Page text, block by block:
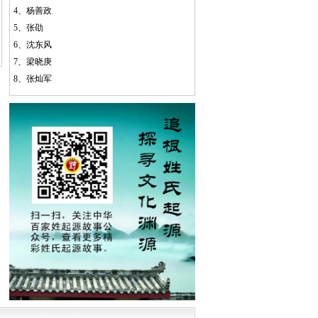
4、 杨善政
5、 张劭
6、 沈东风
7、 梁晓庚
8、 张灿军